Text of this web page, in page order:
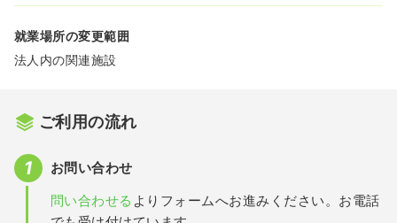
就業場所の変更範囲
法人内の関連施設
ご利用の流れ
お問い合わせ
問い合わせる よりフォームへお進みください。お電話